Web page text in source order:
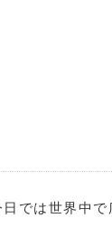
では世界中で